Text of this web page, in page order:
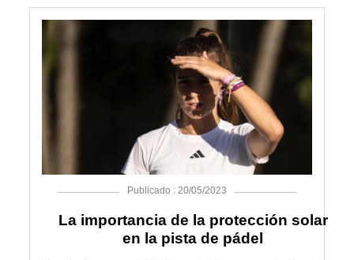
Publicado : 20/05/2023
La importancia de la protección solar
en la pista de pádel